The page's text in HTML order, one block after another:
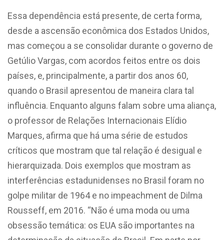
Essa dependência está presente, de certa forma,
desde a ascensão econômica dos Estados Unidos,
mas começou a se consolidar durante o governo de
Getúlio Vargas, com acordos feitos entre os dois
países, e, principalmente, a partir dos anos 60,
quando o Brasil apresentou de maneira clara tal
influência. Enquanto alguns falam sobre uma aliança,
o professor de Relações Internacionais Elídio
Marques, afirma que há uma série de estudos
críticos que mostram que tal relação é desigual e
hierarquizada. Dois exemplos que mostram as
interferências estadunidenses no Brasil foram no
golpe militar de 1964 e no impeachment de Dilma
Rousseff, em 2016. “Não é uma moda ou uma
obsessão temática: os EUA são importantes na